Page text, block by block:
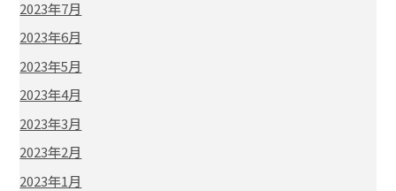
2023年7月
2023年6月
2023年5月
2023年4月
2023年3月
2023年2月
2023年1月